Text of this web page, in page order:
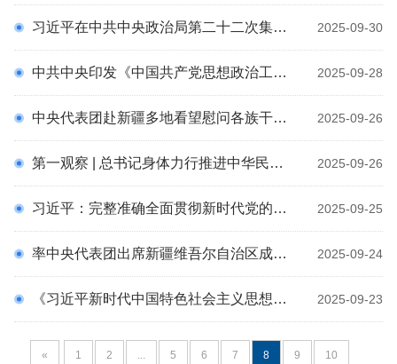
2025-09-30
习近平在中共中央政治局第二十二次集体学习时强调 系统推进我国宗教中国化 积极引导宗教与社会主义社会相适应
2025-09-28
中共中央印发《中国共产党思想政治工作条例》
2025-09-26
中央代表团赴新疆多地看望慰问各族干部群众 王沪宁参加活动
2025-09-26
第一观察 | 总书记身体力行推进中华民族共同体建设
2025-09-25
习近平：完整准确全面贯彻新时代党的治疆方略 努力建设团结和谐、繁荣富裕、文明进步、安居乐业、生态良好的社会主义现代化新疆
2025-09-24
率中央代表团出席新疆维吾尔自治区成立70周年庆祝活动 习近平抵达乌鲁木齐 王沪宁蔡奇同机抵达
2025-09-23
《习近平新时代中国特色社会主义思想课程体系和教学大纲（党员、干部教育培训使用）》正式出版发行
« 1 2 ... 5 6 7 8 9 10